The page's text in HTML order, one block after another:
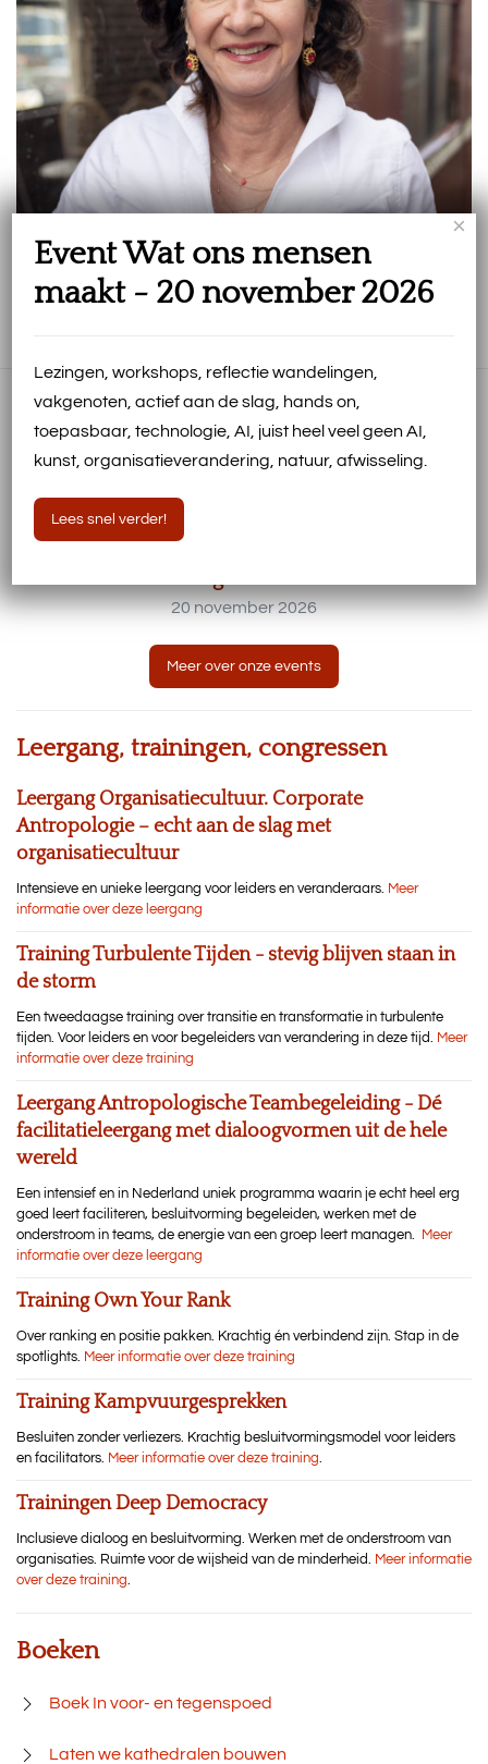
Organisaties als relaties - interview in Tijdschrift
voor Coaching - juli 2026
Actuele Events
Event Wat ons mensen maakt 20 november
20 november 2026
Meer over onze events
Leergang, trainingen, congressen
Leergang Organisatiecultuur. Corporate
Antropologie – echt aan de slag met
organisatiecultuur
Intensieve en unieke leergang voor leiders en veranderaars. Meer
informatie over deze leergang
Training Turbulente Tijden - stevig blijven staan in
de storm
Een tweedaagse training over transitie en transformatie in turbulente
tijden. Voor leiders en voor begeleiders van verandering in deze tijd. Meer
informatie over deze training
Leergang Antropologische Teambegeleiding - Dé
facilitatieleergang met dialoogvormen uit de hele
wereld
Een intensief en in Nederland uniek programma waarin je echt heel erg
goed leert faciliteren, besluitvorming begeleiden, werken met de
onderstroom in teams, de energie van een groep leert managen. Meer
informatie over deze leergang
Training Own Your Rank
Over ranking en positie pakken. Krachtig én verbindend zijn. Stap in de
spotlights. Meer informatie over deze training
Training Kampvuurgesprekken
Besluiten zonder verliezers. Krachtig besluitvormingsmodel voor leiders
en facilitators. Meer informatie over deze training
Trainingen Deep Democracy
Inclusieve dialoog en besluitvorming. Werken met de onderstroom van
organisaties. Ruimte voor de wijsheid van de minderheid. Meer informatie
over deze training
Boeken
Boek In voor- en tegenspoed
Laten we kathedralen bouwen
×
Event Wat ons mensen
maakt - 20 november 2026
Lezingen, workshops, reflectie wandelingen,
vakgenoten, actief aan de slag, hands on,
toepasbaar, technologie, AI, juist heel veel geen AI,
kunst, organisatieverandering, natuur, afwisseling.
Lees snel verder!